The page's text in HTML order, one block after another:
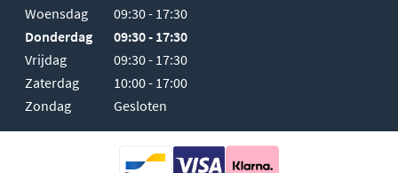
Woensdag
09:30 - 17:30
Donderdag
09:30 - 17:30
Vrijdag
09:30 - 17:30
Zaterdag
10:00 - 17:00
Zondag
Gesloten